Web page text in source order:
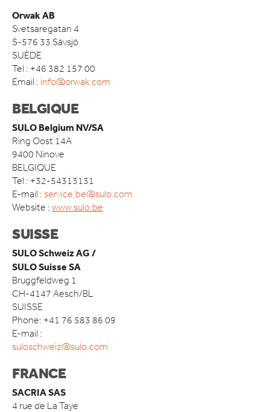
ACCESSOIRES
DOMAINE D’APPLICATION
DÉTAIL ALIMENTAIRE
DÉTAILLANTS NON ALIMENTAIRE
HÔTELS ET RESTAURANTS
INDUSTRIE MANUFACTURIÈRE
ENTREPÔTS ET CENTRES DE LOGISTIQUE
ACTUALITÉS
QUI SOMMES-NOUS
COMPACT IS IMPACT
LES VALEURS D’ORWAK
PROUD TO BUILD ORWAK
50 ANS D’INNOVATION
CERTIFICATS ISO
CONTACT
Orwak AB
Svetsaregatan 4
S-576 33 Sävsjö
SUÈDE
Tel : +46 382 157 00
Email : info@orwak.com
BELGIQUE
SULO Belgium NV/SA
Ring Oost 14A
9400 Ninove
BELGIQUE
Tel : +32-54313131
E-mail : service.be@sulo.com
Website : www.sulo.be
SUISSE
SULO Schweiz AG /
SULO Suisse SA
Bruggfeldweg 1
CH-4147 Aesch/BL
SUISSE
Phone: +41 76 583 86 09
E-mail :
suloschweiz@sulo.com
FRANCE
SACRIA SAS
4 rue de La Taye